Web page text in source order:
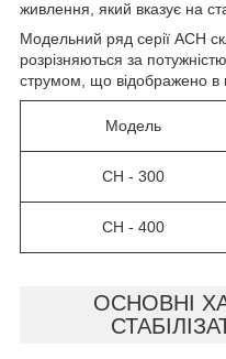
живлення, який вказує на
Модельний ряд серії АСН
розрізняються за
струмом, що відображено в
Модель
СН - 300
СН - 400
ОСНОВНІ